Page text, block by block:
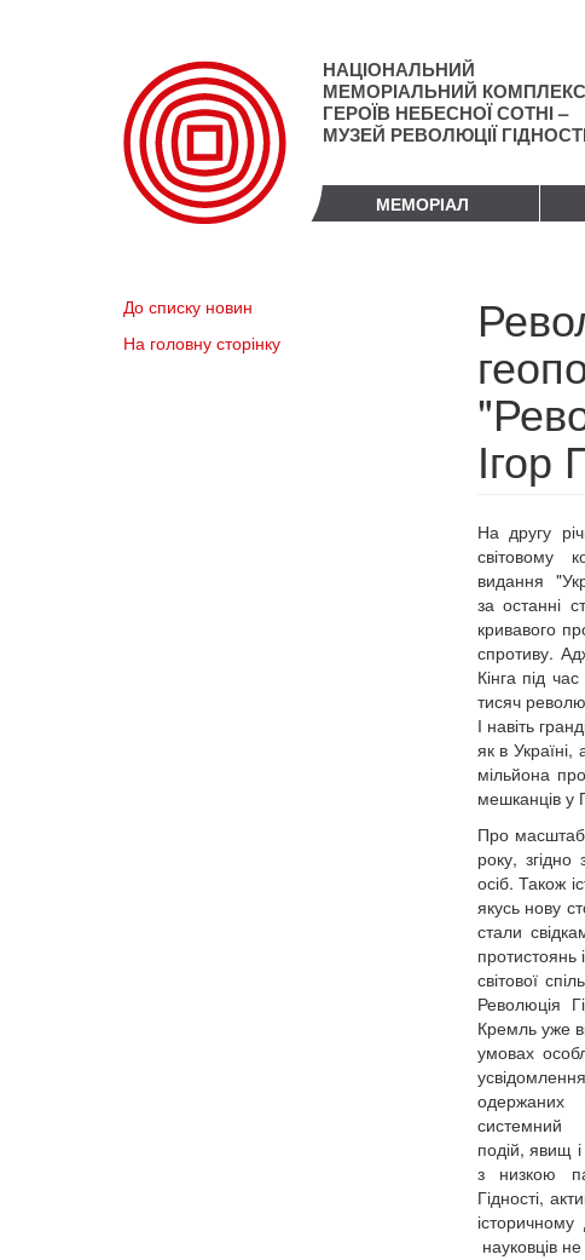
НАЦІОНАЛЬНИЙ
МЕМОРІАЛЬНИЙ КОМПЛЕКС
ГЕРОЇВ НЕБЕСНОЇ СОТНІ –
МУЗЕЙ РЕВОЛЮЦІЇ
МЕМОРІАЛ
До списку новин
На головну сторінку
На другу
світовому
видання
за останні
кривавого
спротиву.
Кінга під
тисяч
І навіть
як в
мільйона
мешканців у
Про
року,
осіб. Також
якусь нову
стали
протистоянь
світової
Революція
Кремль уже
умовах
подій, явищ
з низкою
Гідності,
науковців